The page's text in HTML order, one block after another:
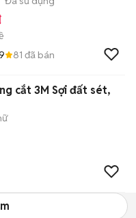
81 đã bán
cắt 3M Sợi đất sét,